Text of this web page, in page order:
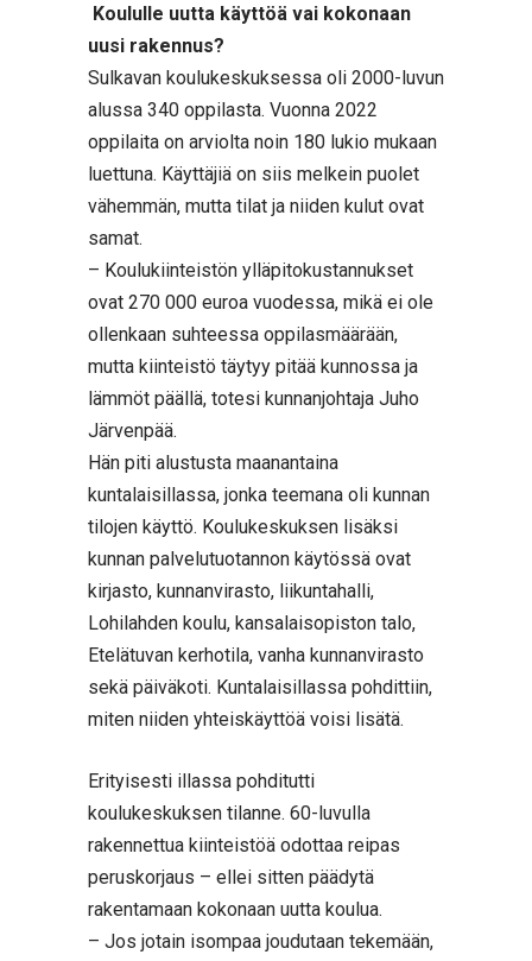
Koululle uutta käyttöä vai kokonaan
uusi rakennus?
Sulkavan koulukeskuksessa oli 2000-luvun
alussa 340 oppilasta. Vuonna 2022
oppilaita on arviolta noin 180 lukio mukaan
luettuna. Käyttäjiä on siis melkein puolet
vähemmän, mutta tilat ja niiden kulut ovat
samat.
– Koulukiinteistön ylläpitokustannukset
ovat 270 000 euroa vuodessa, mikä ei ole
ollenkaan suhteessa oppilasmäärään,
mutta kiinteistö täytyy pitää kunnossa ja
lämmöt päällä, totesi kunnanjohtaja Juho
Järvenpää.
Hän piti alustusta maanantaina
kuntalaisillassa, jonka teemana oli kunnan
tilojen käyttö. Koulukeskuksen lisäksi
kunnan palvelutuotannon käytössä ovat
kirjasto, kunnanvirasto, liikuntahalli,
Lohilahden koulu, kansalaisopiston talo,
Etelätuvan kerhotila, vanha kunnanvirasto
sekä päiväkoti. Kuntalaisillassa pohdittiin,
miten niiden yhteiskäyttöä voisi lisätä.
Erityisesti illassa pohditutti
koulukeskuksen tilanne. 60-luvulla
rakennettua kiinteistöä odottaa reipas
peruskorjaus – ellei sitten päädytä
rakentamaan kokonaan uutta koulua.
– Jos jotain isompaa joudutaan tekemään,